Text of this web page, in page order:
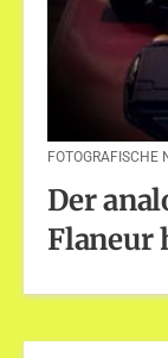
FOTOGRAFISCHE
Der
Flaneur